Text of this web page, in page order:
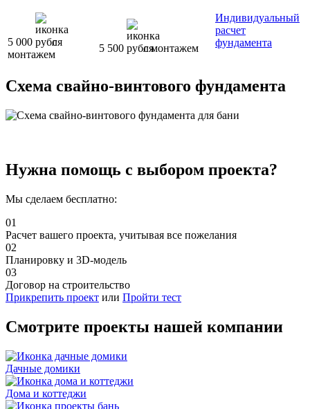
5 000
с
монтажем
5 500 с монтажем
Индивидуальный
расчет
фундамента
Схема свайно-винтового фундамента
Нужна помощь с выбором проекта?
Мы сделаем бесплатно:
01
Расчет вашего проекта, учитывая все пожелания
02
Планировку и 3D-модель
03
Договор на строительство
Прикрепить проект или Пройти тест
Смотрите проекты нашей компании
Дачные домики
Дома и коттеджи